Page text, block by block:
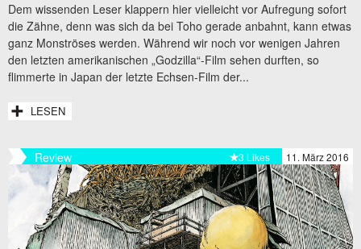
Dem wissenden Leser klappern hier vielleicht vor Aufregung sofort
die Zähne, denn was sich da bei Toho gerade anbahnt, kann etwas
ganz Monströses werden. Während wir noch vor wenigen Jahren
den letzten amerikanischen „Godzilla“-Film sehen durften, so
flimmerte in Japan der letzte Echsen-Film der...
LESEN
Review 11. März 2016
3 Likes